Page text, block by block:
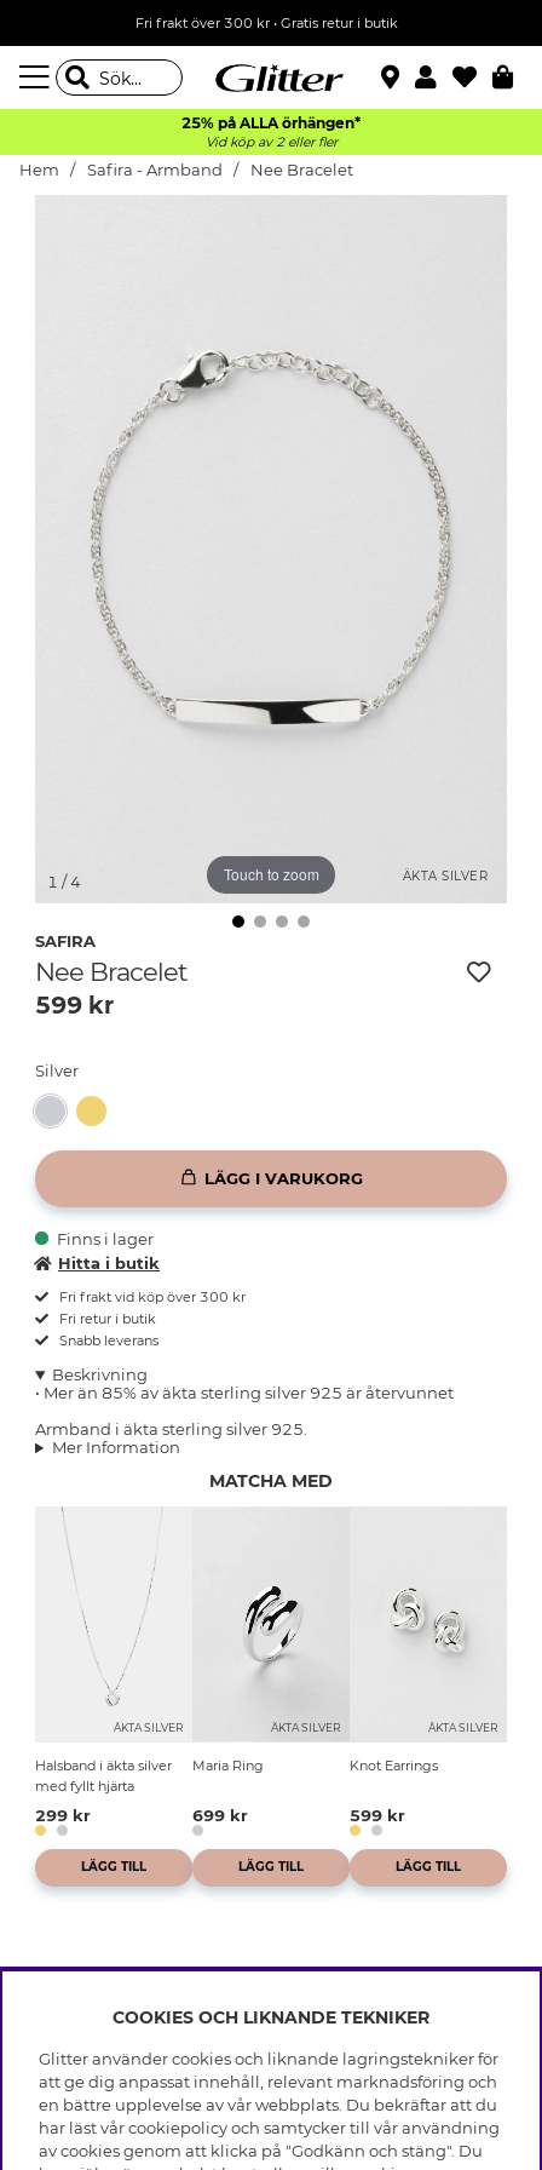
Fri frakt över 300 kr• Gratis retur i butik
25% på ALLA örhängen*
Vid köp av 2 eller fler
Hem Safira - Armband Nee Bracelet
ÄKTA SILVER
Touch to zoom
1 / 4
SAFIRA
Nee Bracelet
599 kr
Silver
LÄGG I VARUKORG
Finns i lager
Hitta i butik
Fri frakt vid köp över 300 kr
Fri retur i butik
Snabb leverans
Beskrivning
• Mer än 85% av äkta sterling silver 925 är återvunnet
Armband i äkta sterling silver 925.
Mer Information
MATCHA MED
ÄKTA SILVER
Halsband i äkta silver
med fyllt hjärta
299 kr
LÄGG TILL
ÄKTA SILVER
Maria Ring
699 kr
LÄGG TILL
ÄKTA SILVER
Knot Earrings
599 kr
LÄGG TILL
INFO
Leverans
Villkor
Integritetspolicy
Cookies
OM GLITTER
Black Friday
Våra butiker
HJÄLP
COOKIES OCH LIKNANDE TEKNIKER
Glitter använder cookies och liknande lagringstekniker för
att ge dig anpassat innehåll, relevant marknadsföring och
en bättre upplevelse av vår webbplats. Du bekräftar att du
har läst vår cookiepolicy och samtycker till vår användning
av cookies genom att klicka på "Godkänn och stäng". Du